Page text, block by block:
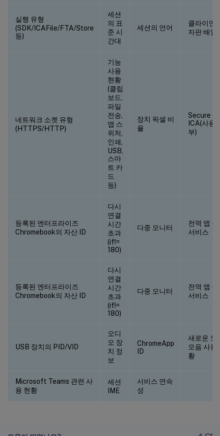
실행 유형
(SDK/ICAFile/FTA/Store
등)
세션
의 표
준 시
간대
세션의 언어
클라이언
자판 배열
네트워크 소켓 유형
(HTTPS/HTTP)
기능
사용
현황
(클립
보드,
파일
전송,
앱 스
위처,
인쇄,
USB,
스마
트 카
드
등)
장치 픽셀 비
율
Secure
ICA(사용
부)
등록된 엔터프라이즈
Chromebook의 자산 ID
다시
연결
시간
초과
(if!=
180)
다중 모니터
전역 앱
서비스
등록된 엔터프라이즈
Chromebook의 자산 ID
다시
연결
시간
초과
(if!=
180)
다중 모니터
전역 앱
서비스
USB 장치의 PID/VID
오디
오 장
치 정
보
ChromeApp
ID
새로운 도
모음 사용
황
Microsoft Teams 관련 사
용 현황
세션
IME
서비스 연속
성